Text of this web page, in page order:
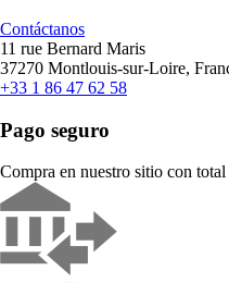
Contáctanos
11 rue Bernard Maris
37270 Montlouis-sur-Loire,
+33 1 86 47 62 58
Pago seguro
Compra en nuestro sitio con